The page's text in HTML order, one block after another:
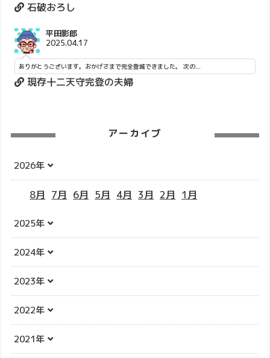
石破おろし
平田影郎
2025.04.17
ありがとうございます。おかげさまで完全登城できました。 次の...
現存十二天守完登の夫婦
アーカイブ
2026年
8月 7月 6月 5月 4月 3月 2月 1月
2025年
2024年
2023年
2022年
2021年